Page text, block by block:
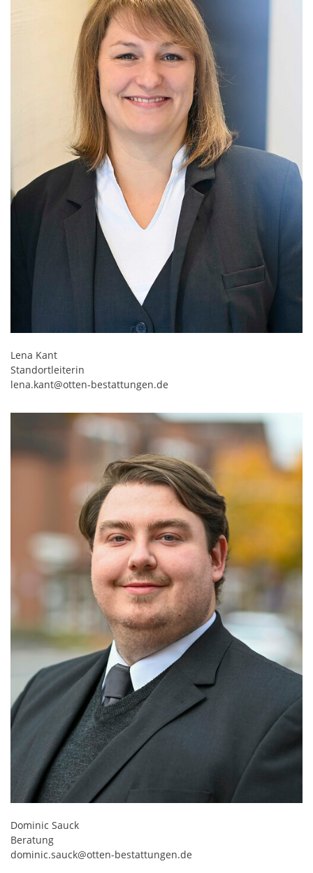
Lena Kant
Standortleiterin
lena.kant@otten-bestattungen.de
Dominic Sauck
Beratung
dominic.sauck@otten-bestattungen.de